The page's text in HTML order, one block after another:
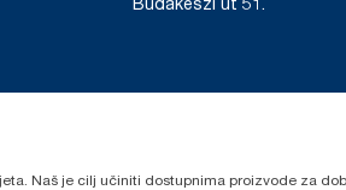
Naš je cilj učiniti dostupnima proizvode za